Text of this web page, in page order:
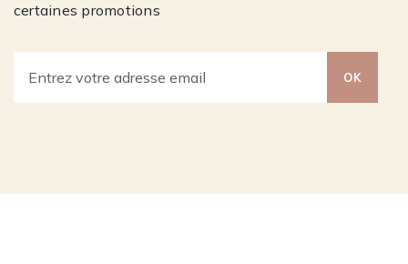
certaines promotions
OK